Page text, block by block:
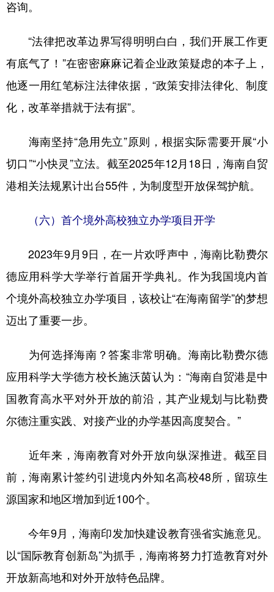
咨询。
“法律把改革边界写得明明白白，我们开展工作更
有底气了！”在密密麻麻记着企业政策疑虑的本子上，
他逐一用红笔标注法律依据，“政策安排法律化、制度
化，改革举措就于法有据”。
海南坚持“急用先立”原则，根据实际需要开展“小
切口”“小快灵”立法。截至2025年12月18日，海南自贸
港相关法规累计出台55件，为制度型开放保驾护航。
（六）首个境外高校独立办学项目开学
2023年9月9日，在一片欢呼声中，海南比勒费尔
德应用科学大学举行首届开学典礼。作为我国境内首
个境外高校独立办学项目，该校让“在海南留学”的梦想
迈出了重要一步。
为何选择海南？答案非常明确。海南比勒费尔德
应用科学大学德方校长施沃茵认为：“海南自贸港是中
国教育高水平对外开放的前沿，其产业规划与比勒费
尔德注重实践、对接产业的办学基因高度契合。”
近年来，海南教育对外开放向纵深推进。截至目
前，海南累计签约引进境内外知名高校48所，留琼生
源国家和地区增加到近100个。
今年9月，海南印发加快建设教育强省实施意见。
以“国际教育创新岛”为抓手，海南将努力打造教育对外
开放新高地和对外开放特色品牌。